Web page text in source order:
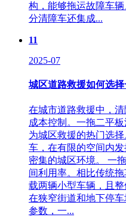
构，能够拖运故障车
分清障车还集成...
11
2025-07
城区道路救援如何选
在城市道路救援中，
成本控制。一拖二平
为城区救援的热门选
车，在有限的空间内
密集的城区环境。 一
间利用率。相比传统
载两辆小型车辆，且
在狭窄街道和地下停
参数，一...